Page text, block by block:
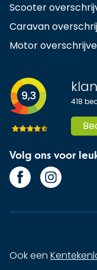
Scooter
Caravan
Motor
9,3 418
Volg ons voor
Ook een